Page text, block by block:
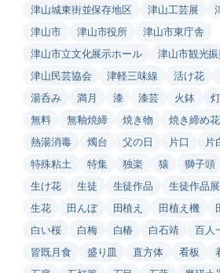
津山城東街並保存地区
津山工芸展
津山市
津山市役所
津山市東庁舎
津山市立文化展示ホール
津山市観光
津山民芸協会
津軽三味線 活け花
湯呑み
満月 漆 漆芸 火鉢
無料
無釉焼締 焼き物 焼き締め
熱湯消毒
燭台 父の日 片口 片
特殊粘土
特集 独楽 猿 獅子頭
生け花
生徒 生徒作品 生徒作品展
生花
田んぼ 田植え 田植え機
白い桜
白梅 白椿 白石靖 百人
皆既月食
盛り皿 直方体 看板